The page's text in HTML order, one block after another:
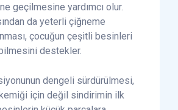
geçilmesine yardımcı olur.
da yeterli çiğneme
çocuğun çeşitli besinleri
destekler.
dengeli sürdürülmesi,
için değil sindirimin ilk